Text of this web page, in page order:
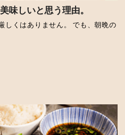
味しいと思う理由。
しくはありません。 でも、朝晩の